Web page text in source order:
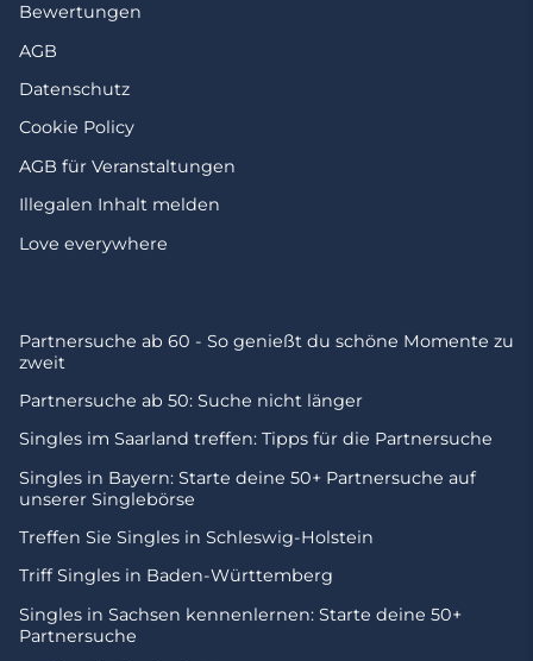
Bewertungen
AGB
Datenschutz
Cookie Policy
AGB für Veranstaltungen
Illegalen Inhalt melden
Love everywhere
Partnersuche ab 60 - So genießt du schöne Momente zu
zweit
Partnersuche ab 50: Suche nicht länger
Singles im Saarland treffen: Tipps für die Partnersuche
Singles in Bayern: Starte deine 50+ Partnersuche auf
unserer Singlebörse
Treffen Sie Singles in Schleswig-Holstein
Triff Singles in Baden-Württemberg
Singles in Sachsen kennenlernen: Starte deine 50+
Partnersuche